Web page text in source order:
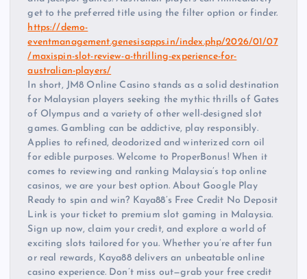
get to the preferred title using the filter option or finder.
https://demo-
eventmanagement.genesisapps.in/index.php/2026/01/07
/maxispin-slot-review-a-thrilling-experience-for-
australian-players/
In short, JM8 Online Casino stands as a solid destination
for Malaysian players seeking the mythic thrills of Gates
of Olympus and a variety of other well-designed slot
games. Gambling can be addictive, play responsibly.
Applies to refined, deodorized and winterized corn oil
for edible purposes. Welcome to ProperBonus! When it
comes to reviewing and ranking Malaysia’s top online
casinos, we are your best option. About Google Play
Ready to spin and win? Kaya88’s Free Credit No Deposit
Link is your ticket to premium slot gaming in Malaysia.
Sign up now, claim your credit, and explore a world of
exciting slots tailored for you. Whether you’re after fun
or real rewards, Kaya88 delivers an unbeatable online
casino experience. Don’t miss out—grab your free credit